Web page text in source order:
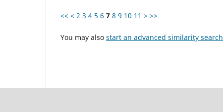
<< < 2 3 4 5 6 7 8 9 10 11 > >>
You may also start an advanced similarity search